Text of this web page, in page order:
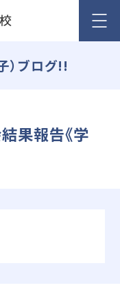
）ブログ!!
果報告《学